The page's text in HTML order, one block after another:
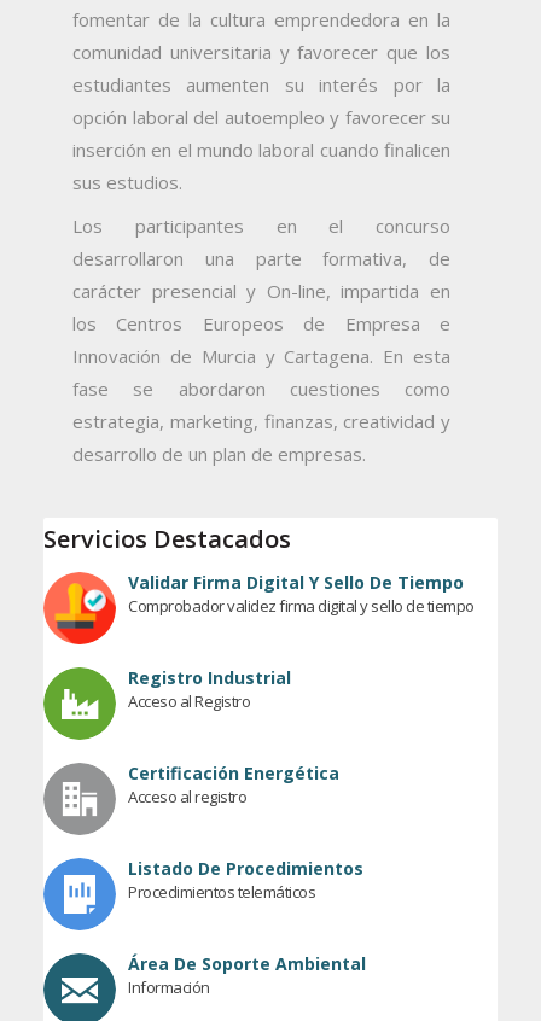
fomentar de la cultura emprendedora en la
comunidad universitaria y favorecer que los
estudiantes aumenten su interés por la
opción laboral del autoempleo y favorecer su
inserción en el mundo laboral cuando finalicen
sus estudios.
Los participantes en el concurso
desarrollaron una parte formativa, de
carácter presencial y On-line, impartida en
los Centros Europeos de Empresa e
Innovación de Murcia y Cartagena. En esta
fase se abordaron cuestiones como
estrategia, marketing, finanzas, creatividad y
desarrollo de un plan de empresas.
Servicios Destacados
Validar Firma Digital Y Sello De Tiempo
Comprobador validez firma digital y sello de tiempo
Registro Industrial
Acceso al Registro
Certificación Energética
Acceso al registro
Listado De Procedimientos
Procedimientos telemáticos
Área De Soporte Ambiental
Información